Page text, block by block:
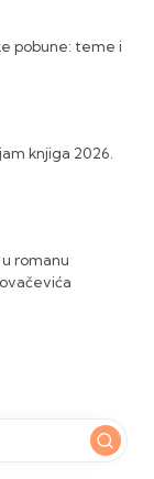
pobune: teme i
knjiga 2026.
romanu